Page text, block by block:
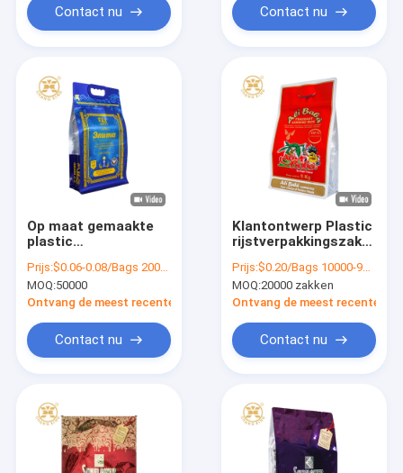
Producten
over ons
Contact nu Contact nu
Op maat gemaakte
plastic
hersluitbare zak met
ritssluiting bedrukte
rijstzak met handvat
Prijs:$0.06-0.08/Bags 20000-999999 Bags
MOQ:50000
Ontvang de meest recente Prijs
Contact nu
Klantontwerp Plastic
rijstverpakkingszak
Zipper verpakking 5kg
Basmati rijstzak
Prijs:$0.20/Bags 10000-99999 Bags
MOQ:20000 zakken
Ontvang de meest recente
Contact nu